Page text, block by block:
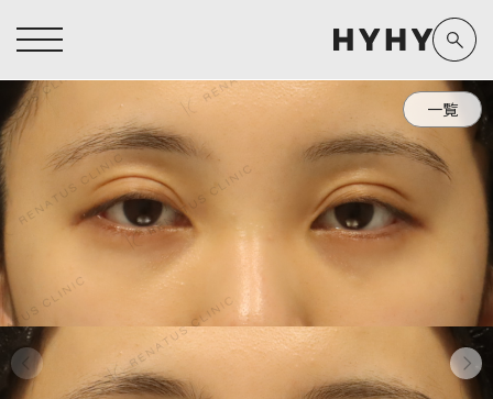
ヒアルロン酸注入症例一覧
医療脱毛症例一覧
アートメイク症例一覧
運営元情報
よくあるご質問
お問い合わせ
未成年の方へ
ヒアルロン酸注入 医療脱毛
担当医師から探す
副田 周
高橋 希
Preparation
製剤から探す
ザーフ(XERF)
ボラックス
一覧